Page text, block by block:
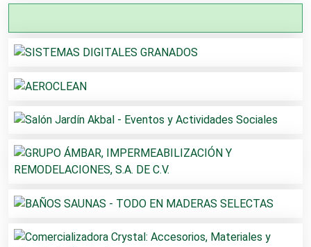
Agencias Aduanales
Agencias de Autos
Agencias de Cobranza
Agencias de Colocación